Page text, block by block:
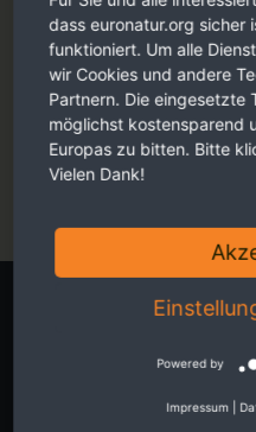
Faszinierende Reportagen,
berührende Fotos -
Jetzt online schmökern
Eigene
dass euronatur.org sicher
funktioniert. Um alle
wir Cookies und andere
Partnern. Die eingesetzte
möglichst kostensparend
Europas zu bitten. Bitte
Vielen Dank!
Powered by
Impressum